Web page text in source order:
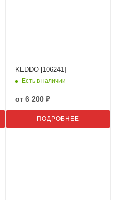
KEDDO [106241]
Есть в наличии
от 6 200 ₽
ПОДРОБНЕЕ